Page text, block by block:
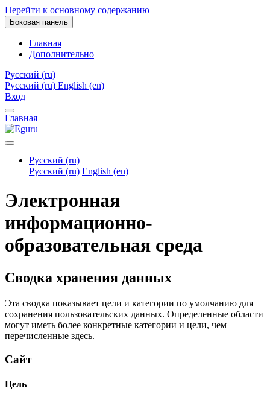
Перейти к основному содержанию
Боковая панель
Главная
Дополнительно
Русский ‎(ru)‎
Русский ‎(ru)‎ English ‎(en)‎
Вход
Главная
Русский ‎(ru)‎
Русский ‎(ru)‎ English ‎(en)‎
Электронная
информационно-
образовательная среда
Сводка хранения данных
Эта сводка показывает цели и категории по умолчанию для
сохранения пользовательских данных. Определенные области
могут иметь более конкретные категории и цели, чем
перечисленные здесь.
Сайт
Цель